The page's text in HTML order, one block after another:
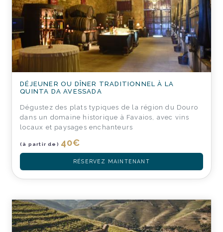
DÉJEUNER OU DÎNER TRADITIONNEL À LA
QUINTA DA AVESSADA
Dégustez des plats typiques de la région du Douro
dans un domaine historique à Favaios, avec vins
locaux et paysages enchanteurs
(à partir de) 40€
RÉSERVEZ MAINTENANT